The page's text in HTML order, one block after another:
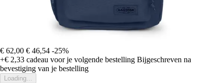
€ 62,00 € 46,54 -25%
+€ 2,33 cadeau voor je volgende bestelling Bijgeschreven na
bevestiging van je bestelling
Loading...